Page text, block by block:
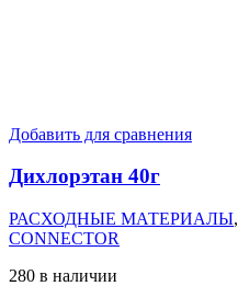
Добавить для сравнения
Дихлорэтан 40г
РАСХОДНЫЕ МАТЕРИАЛЫ,
CONNECTOR
280 в наличии